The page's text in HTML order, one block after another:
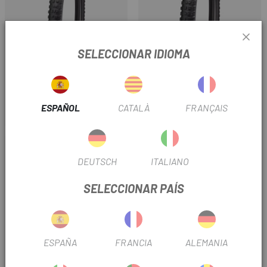
SPECIALIZED
ELIMINATOR GRID TRAIL T7
TLR 29
SPECIALIZED
BUTCHER GRID TRAIL T9 TLR
29
SELECCIONAR IDIOMA
ESPAÑOL CATALÀ FRANÇAIS
DEUTSCH ITALIANO
SELECCIONAR PAÍS
ESPAÑA FRANCIA ALEMANIA